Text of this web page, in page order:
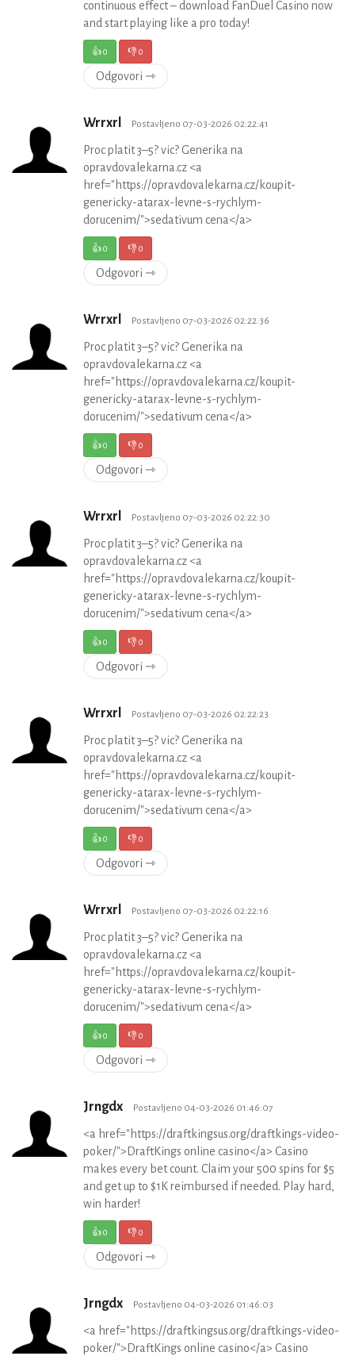
continuous effect – download FanDuel Casino now
and start playing like a pro today!
👍0 👎0
Odgovori ⇾
Wrrxrl Postavljeno 07-03-2026 02:22:41
Proc platit 3–5? vic? Generika na
opravdovalekarna.cz <a
href="https://opravdovalekarna.cz/koupit-
genericky-atarax-levne-s-rychlym-
dorucenim/">sedativum cena</a>
👍0 👎0
Odgovori ⇾
Wrrxrl Postavljeno 07-03-2026 02:22:36
Proc platit 3–5? vic? Generika na
opravdovalekarna.cz <a
href="https://opravdovalekarna.cz/koupit-
genericky-atarax-levne-s-rychlym-
dorucenim/">sedativum cena</a>
👍0 👎0
Odgovori ⇾
Wrrxrl Postavljeno 07-03-2026 02:22:30
Proc platit 3–5? vic? Generika na
opravdovalekarna.cz <a
href="https://opravdovalekarna.cz/koupit-
genericky-atarax-levne-s-rychlym-
dorucenim/">sedativum cena</a>
👍0 👎0
Odgovori ⇾
Wrrxrl Postavljeno 07-03-2026 02:22:23
Proc platit 3–5? vic? Generika na
opravdovalekarna.cz <a
href="https://opravdovalekarna.cz/koupit-
genericky-atarax-levne-s-rychlym-
dorucenim/">sedativum cena</a>
👍0 👎0
Odgovori ⇾
Wrrxrl Postavljeno 07-03-2026 02:22:16
Proc platit 3–5? vic? Generika na
opravdovalekarna.cz <a
href="https://opravdovalekarna.cz/koupit-
genericky-atarax-levne-s-rychlym-
dorucenim/">sedativum cena</a>
👍0 👎0
Odgovori ⇾
Jrngdx Postavljeno 04-03-2026 01:46:07
<a href="https://draftkingsus.org/draftkings-video-
poker/">DraftKings online casino</a> Casino
makes every bet count. Claim your 500 spins for $5
and get up to $1K reimbursed if needed. Play hard,
win harder!
👍0 👎0
Odgovori ⇾
Jrngdx Postavljeno 04-03-2026 01:46:03
<a href="https://draftkingsus.org/draftkings-video-
poker/">DraftKings online casino</a> Casino